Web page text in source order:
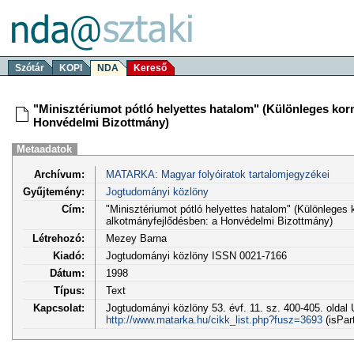
Szótár KOPI NDA Kereső
"Minisztériumot pótló helyettes hatalom" (Különleges
Honvédelmi Bizottmány)
Metaadatok
Archívum:
MATARKA: Magyar folyóiratok tartalomjegyzékei
Gyűjtemény:
Jogtudományi közlöny
Cím:
"Minisztériumot pótló helyettes hatalom" (Különleges
alkotmányfejlődésben: a Honvédelmi Bizottmány)
Létrehozó:
Mezey Barna
Kiadó:
Jogtudományi közlöny ISSN 0021-7166
Dátum:
1998
Típus:
Text
Kapcsolat:
Jogtudományi közlöny 53. évf. 11. sz. 400-405. oldal
http://www.matarka.hu/cikk_list.php?fusz=3693